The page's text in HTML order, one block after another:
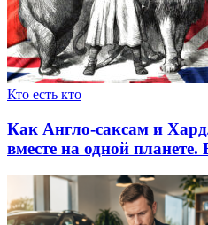
Кто есть кто
Как Англо-саксам и
вместе на одной планете.